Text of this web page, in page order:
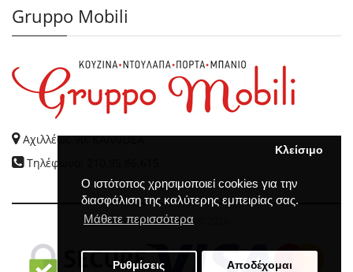
Ο ιστότοπος χρησιμοποιεί cookies για την
διασφάλιση της καλύτερης εμπειρίας σας.
Μάθετε περισσότερα
Κλείσιμο
Ρυθμίσεις Αποδέχομαι
Gruppo Mobili
Αχιλλέως 90, ΚΑΛΛΙΘΕΑ
Τηλέφωνο: 210.95.86.615
GRUPPO MOBILI